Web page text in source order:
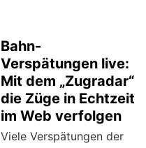
Bahn-
Verspätungen live:
Mit dem „Zugradar“
die Züge in Echtzeit
im Web verfolgen
Viele Verspätungen der